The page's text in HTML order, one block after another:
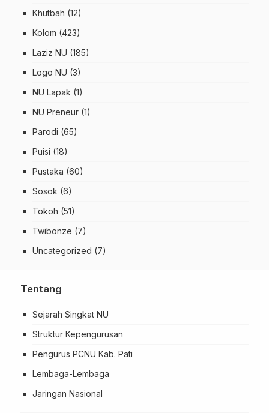
Khutbah (12)
Kolom (423)
Laziz NU (185)
Logo NU (3)
NU Lapak (1)
NU Preneur (1)
Parodi (65)
Puisi (18)
Pustaka (60)
Sosok (6)
Tokoh (51)
Twibonze (7)
Uncategorized (7)
Tentang
Sejarah Singkat NU
Struktur Kepengurusan
Pengurus PCNU Kab. Pati
Lembaga-Lembaga
Jaringan Nasional